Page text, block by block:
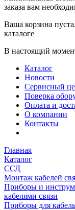
заказа вам
Ваша корзина
каталоге
В настоящий
Каталог
Новости
Сервисный
Поверка
Оплата и
О компании
Контакты
Главная
Каталог
ССД
Монтаж кабелей
Приборы и
кабелями связи
Приборы для